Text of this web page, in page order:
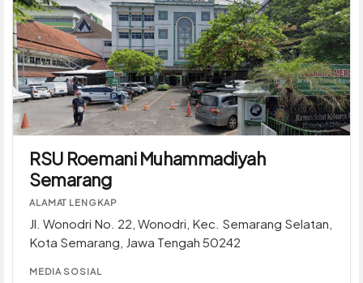
RSU Roemani Muhammadiyah
Semarang
ALAMAT LENGKAP
Jl. Wonodri No. 22, Wonodri, Kec. Semarang Selatan,
Kota Semarang, Jawa Tengah 50242
MEDIA SOSIAL